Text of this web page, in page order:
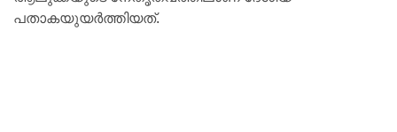
പതാകയുയര്‍ത്തിയത്.